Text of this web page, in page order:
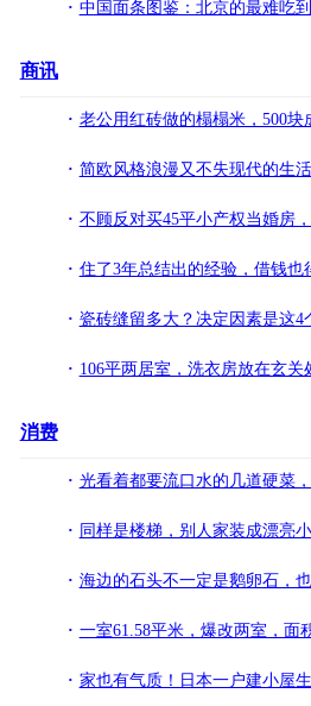
中国面条图鉴：北京的最难吃到，重庆的毫无章法，兰州的遍地
商讯
老公用红砖做的榻榻米，500块成本做出2万块效果，朋友都
简欧风格浪漫又不失现代的生活元素，很受现在人
不顾反对买45平小产权当婚房，买一层送一层，11万装完
住了3年总结出的经验，借钱也得添置的20件“神器”，幸
瓷砖缝留多大？决定因素是这4个，可不能随
106平两居室，洗衣房放在玄关处，原木色+白色的搭配，温馨
消费
光看着都要流口水的几道硬菜，鲜香味美还特别下
同样是楼梯，别人家装成漂亮小花园还带鱼池，你家只知道用
海边的石头不一定是鹅卵石，也可能是石材海景顶
一室61.58平米，爆改两室，面积虽小，五脏俱全还带
家也有气质！日本一户建小屋生活，一餐一饭都是诗和远方的